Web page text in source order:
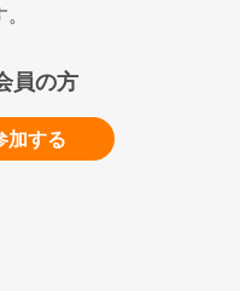
員の方
加する